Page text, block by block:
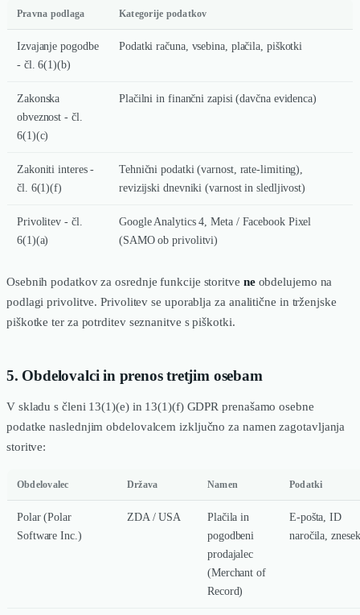
Pravna podlaga Kategorije podatkov
Izvajanje pogodbe
- čl. 6(1)(b)
Podatki računa, vsebina, plačila, piškotki
Zakonska
obveznost - čl.
6(1)(c)
Plačilni in finančni zapisi (davčna evidenca)
Zakoniti interes -
čl. 6(1)(f)
Tehnični podatki (varnost, rate-limiting),
revizijski dnevniki (varnost in sledljivost)
Privolitev - čl.
6(1)(a)
Google Analytics 4, Meta / Facebook Pixel
(SAMO ob privolitvi)
Osebnih podatkov za osrednje funkcije storitve neobdelujemo na
podlagi privolitve. Privolitev se uporablja za analitične in trženjske
piškotke ter za potrditev seznanitve s piškotki.
5. Obdelovalci in prenos tretjim osebam
V skladu s členi 13(1)(e) in 13(1)(f) GDPR prenašamo osebne
podatke naslednjim obdelovalcem izključno za namen zagotavljanja
storitve:
Obdelovalec Država Namen Podatki
Polar (Polar
Software Inc.)
ZDA / USA
Plačila in
pogodbeni
prodajalec
(Merchant of
Record)
E-pošta, ID
naročila, znesek